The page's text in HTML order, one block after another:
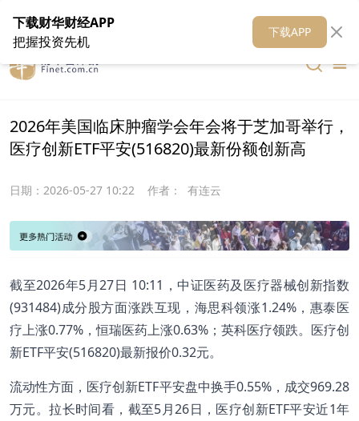
在线客服 关于我们 财华媒体矩阵 财华智库
2026年美国临床肿瘤学会年会将于芝加哥举行，
医疗创新ETF平安(516820)最新份额创新高
日期： 2026-05-27 10:22 作者： 有连云
截至2026年5月27日 10:11，中证医药及医疗器械创新指数
(931484)成分股方面涨跌互现，海思科领涨1.24%，惠泰医
疗上涨0.77%，恒瑞医药上涨0.63%；英科医疗领跌。医疗创
新ETF平安(516820)最新报价0.32元。
流动性方面，医疗创新ETF平安盘中换手0.55%，成交969.28
万元。拉长时间看，截至5月26日，医疗创新ETF平安近1年
下载财华财经APP
把握投资先机
下载APP